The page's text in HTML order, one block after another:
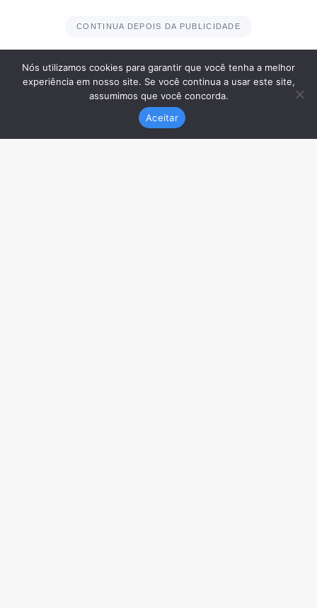
Nós utilizamos cookies para garantir que você tenha a melhor
experiência em nosso site. Se você continua a usar este site,
assumimos que você concorda.
Aceitar